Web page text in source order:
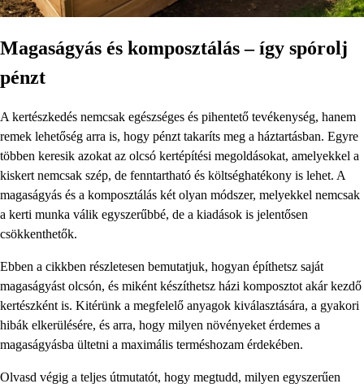
Magaságyás és komposztálás – így spórolj
pénzt
A kertészkedés nemcsak egészséges és pihentető tevékenység, hanem
remek lehetőség arra is, hogy pénzt takaríts meg a háztartásban. Egyre
többen keresik azokat az olcsó kertépítési megoldásokat, amelyekkel a
kiskert nemcsak szép, de fenntartható és költséghatékony is lehet. A
magaságyás és a komposztálás két olyan módszer, melyekkel nemcsak
a kerti munka válik egyszerűbbé, de a kiadások is jelentősen
csökkenthetők.
Ebben a cikkben részletesen bemutatjuk, hogyan építhetsz saját
magaságyást olcsón, és miként készíthetsz házi komposztot akár kezdő
kertészként is. Kitérünk a megfelelő anyagok kiválasztására, a gyakori
hibák elkerülésére, és arra, hogy milyen növényeket érdemes a
magaságyásba ültetni a maximális terméshozam érdekében.
Olvasd végig a teljes útmutatót, hogy megtudd, milyen egyszerűen